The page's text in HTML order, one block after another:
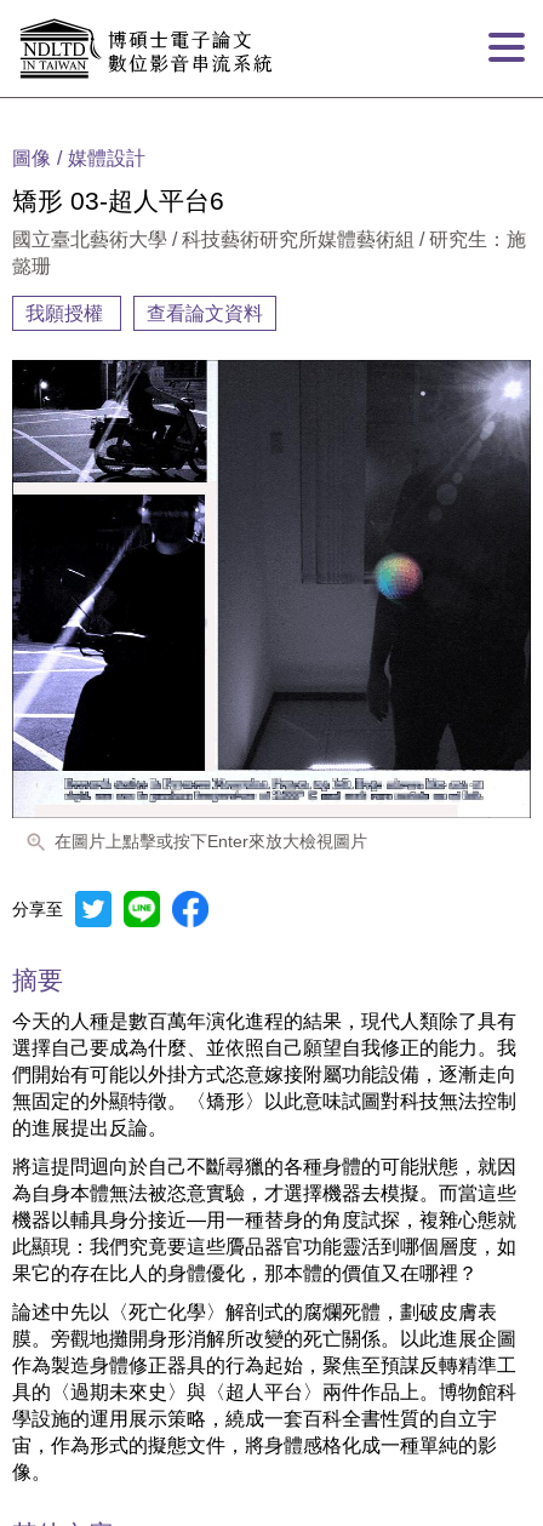
圖像 媒體設計
矯形 03-超人平台6
國立臺北藝術大學 / 科技藝術研究所媒體藝術組 / 研究生：施
懿珊
我願授權 查看論文資料
在圖片上點擊或按下Enter來放大檢視圖片
分享至
摘要
今天的人種是數百萬年演化進程的結果，現代人類除了具有
選擇自己要成為什麼、並依照自己願望自我修正的能力。我
們開始有可能以外掛方式恣意嫁接附屬功能設備，逐漸走向
無固定的外顯特徵。〈矯形〉以此意味試圖對科技無法控制
的進展提出反論。
將這提問迴向於自己不斷尋獵的各種身體的可能狀態，就因
為自身本體無法被恣意實驗，才選擇機器去模擬。而當這些
機器以輔具身分接近—用一種替身的角度試探，複雜心態就
此顯現：我們究竟要這些贗品器官功能靈活到哪個層度，如
果它的存在比人的身體優化，那本體的價值又在哪裡？
論述中先以〈死亡化學〉解剖式的腐爛死體，劃破皮膚表
膜。旁觀地攤開身形消解所改變的死亡關係。以此進展企圖
作為製造身體修正器具的行為起始，聚焦至預謀反轉精準工
具的〈過期未來史〉與〈超人平台〉兩件作品上。博物館科
學設施的運用展示策略，繞成一套百科全書性質的自立宇
宙，作為形式的擬態文件，將身體感格化成一種單純的影
像。